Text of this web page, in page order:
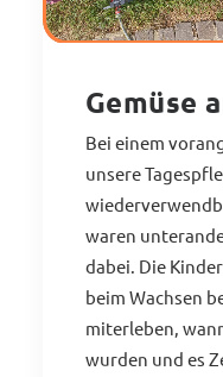
Gemüse
Bei einem
unsere
waren
dabei. Die
beim Wachsen
miterleben,
wurden und es